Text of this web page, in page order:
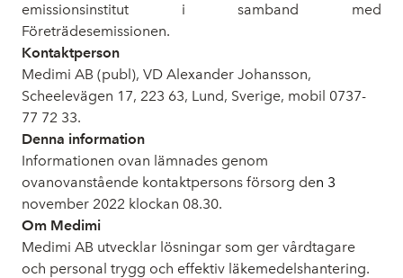
emissionsinstitut i samband med
Företrädesemissionen.
Kontaktperson
Medimi AB (publ), VD Alexander Johansson,
Scheelevägen 17, 223 63, Lund, Sverige, mobil 0737-
77 72 33.
Denna information
Informationen ovan lämnades genom
ovanovanstående kontaktpersons försorg den 3
november 2022 klockan 08.30.
Om Medimi
Medimi AB utvecklar lösningar som ger vårdtagare
och personal trygg och effektiv läkemedelshantering.